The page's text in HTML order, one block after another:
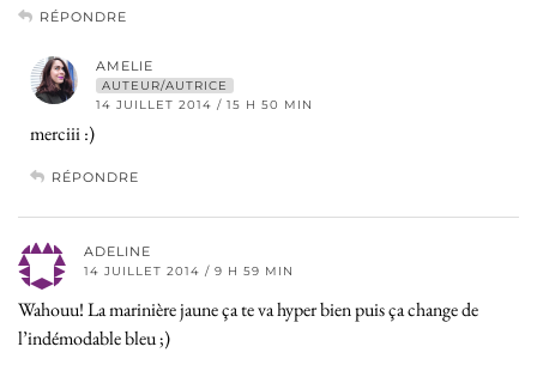
RÉPONDRE
AMELIE
AUTEUR/AUTRICE
14 JUILLET 2014 / 15 H 50 MIN
merciii :)
RÉPONDRE
ADELINE
14 JUILLET 2014 / 9 H 59 MIN
Wahouu! La marinière jaune ça te va hyper bien puis ça change de
l’indémodable bleu ;)